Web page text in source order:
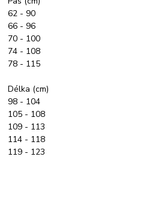
62 - 90
66 - 96
70 - 100
74 - 108
78 - 115
Délka (cm)
98 - 104
105 - 108
109 - 113
114 - 118
119 - 123